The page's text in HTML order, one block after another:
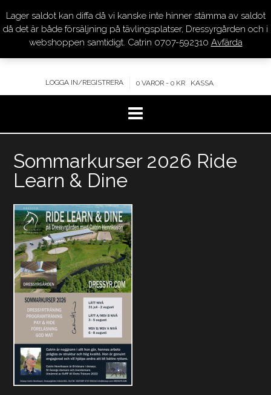
innehåll
DRESSYR.COM
KVALITET – KOMPETENS – SERVICE
LOGGA IN/REGISTRERA 0 VAROR - 0 KR KASSA
Sommarkurser 2026 Ride
Learn & Dine
Lager saldot kan diffa då vi kanske inte hinner stämma av saldot
då det är både försäljning på tävlingsplatser, Dressyrgården och i
webshoppen samtidigt. Catrin 0707-592310 Avfärda